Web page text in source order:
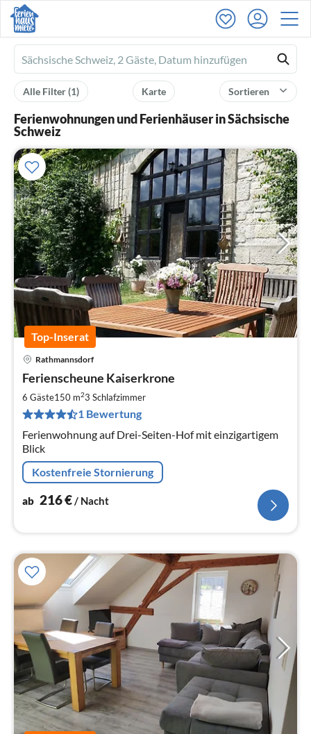
Ferienhausmiete
logo
Sortieren
Karte
Alle Filter(1)
Ferienwohnungen und Ferienhäuser in Sächsische
Schweiz
Top-Inserat
Rathmannsdorf
Ferienscheune Kaiserkrone
6 Gäste150 m23 Schlafzimmer
1 Bewertung
Ferienwohnung auf Drei-Seiten-Hof mit einzigartigem
Blick
Kostenfreie Stornierung
ab 216€/ Nacht